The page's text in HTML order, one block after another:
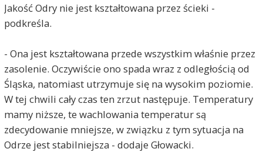
Jakość Odry nie jest kształtowana przez ścieki -
podkreśla.
- Ona jest kształtowana przede wszystkim właśnie przez
zasolenie. Oczywiście ono spada wraz z odległością od
Śląska, natomiast utrzymuje się na wysokim poziomie.
W tej chwili cały czas ten zrzut następuje. Temperatury
mamy niższe, te wachlowania temperatur są
zdecydowanie mniejsze, w związku z tym sytuacja na
Odrze jest stabilniejsza - dodaje Głowacki.